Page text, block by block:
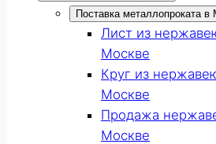
Поставка металлопроката в
Лист из
Москве
Круг из
Москве
Продажа
Москве